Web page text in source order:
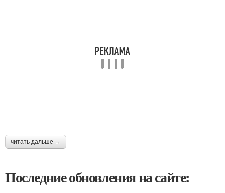
читать дальше →
Последние обновления на сайте: